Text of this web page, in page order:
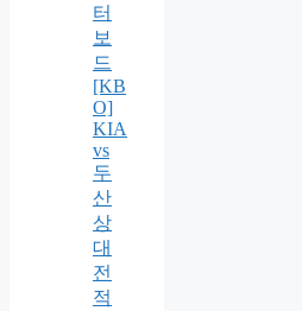
터
보
드
[KB
O]
KIA
vs
두
산
상
대
전
적